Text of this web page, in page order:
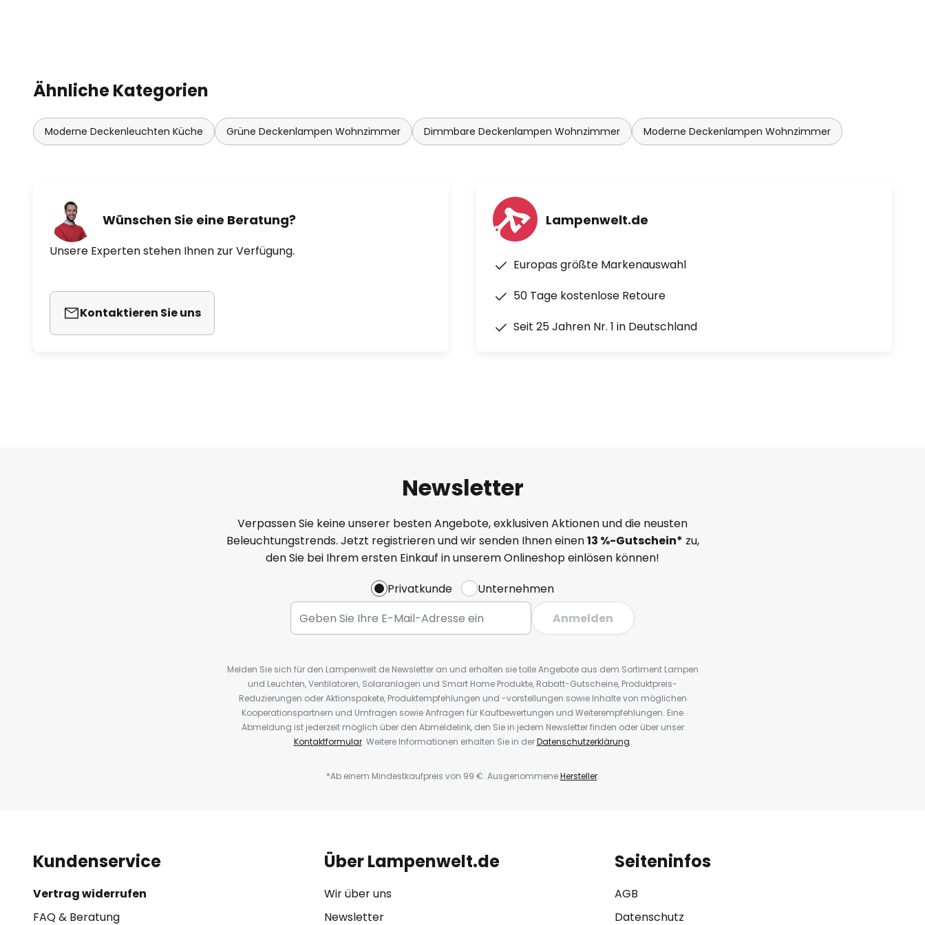
Ähnliche Kategorien
Moderne Deckenleuchten Küche Grüne Deckenlampen Wohnzimmer Dimmbare Deckenlampen Wohnzimmer Moderne Deckenlampen Wohnzimmer
Wünschen Sie eine Beratung?
Unsere Experten stehen Ihnen zur Verfügung.
Kontaktieren Sie uns
Lampenwelt.de
Europas größte Markenauswahl
50 Tage kostenlose Retoure
Seit 25 Jahren Nr. 1 in Deutschland
Newsletter
Verpassen Sie keine unserer besten Angebote, exklusiven Aktionen und die neusten
Beleuchtungstrends. Jetzt registrieren und wir senden Ihnen einen13 %-Gutschein* zu,
den Sie bei Ihrem ersten Einkauf in unserem Onlineshop einlösen können!
Privatkunde
Unternehmen
Anmelden
Melden Sie sich für den Lampenwelt.de Newsletter an und erhalten sie tolle Angebote aus dem Sortiment Lampen
und Leuchten, Ventilatoren, Solaranlagen und Smart Home Produkte, Rabatt-Gutscheine, Produktpreis-
Reduzierungen oder Aktionspakete, Produktempfehlungen und -vorstellungen sowie Inhalte von möglichen
Kooperationspartnern und Umfragen sowie Anfragen für Kaufbewertungen und Weiterempfehlungen. Eine
Abmeldung ist jederzeit möglich über den Abmeldelink, den Sie in jedem Newsletter finden oder über unser
Kontaktformular. Weitere Informationen erhalten Sie in derDatenschutzerklärung.
*Ab einem Mindestkaufpreis von 99 €. AusgenommeneHersteller.
Kundenservice
Vertrag widerrufen
FAQ & Beratung
Über Lampenwelt.de
Wir über uns
Newsletter
Seiteninfos
AGB
Datenschutz